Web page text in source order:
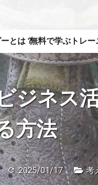
とは？無料で学ぶ トレ
ジネス
方法
refresh 2025/01/17 考